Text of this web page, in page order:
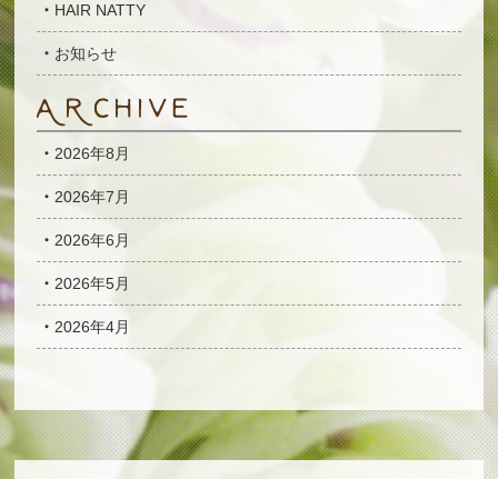
HAIR NATTY
お知らせ
2026年8月
2026年7月
2026年6月
2026年5月
2026年4月